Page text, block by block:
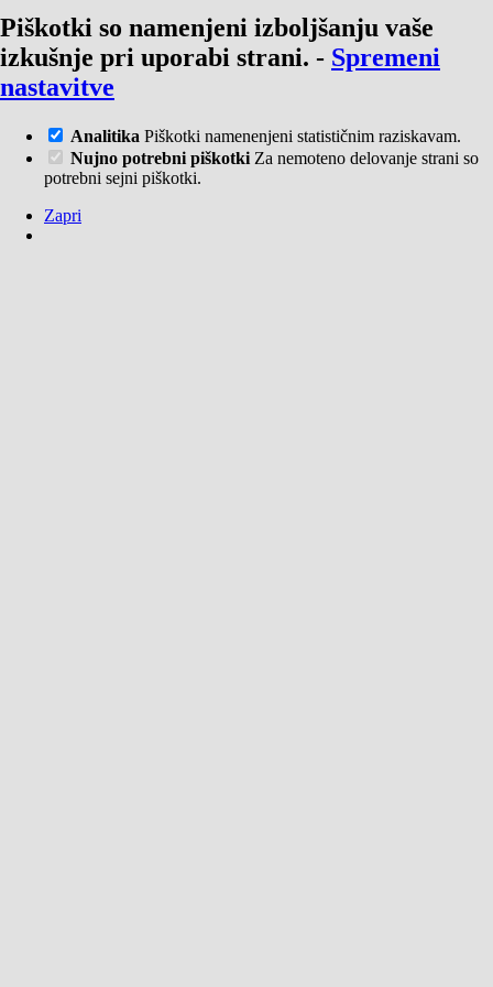
Piškotki so namenjeni izboljšanju vaše
izkušnje pri uporabi strani. - Spremeni
nastavitve
Analitika Piškotki namenenjeni statističnim raziskavam.
Nujno potrebni piškotki Za nemoteno delovanje strani so
potrebni sejni piškotki.
Zapri